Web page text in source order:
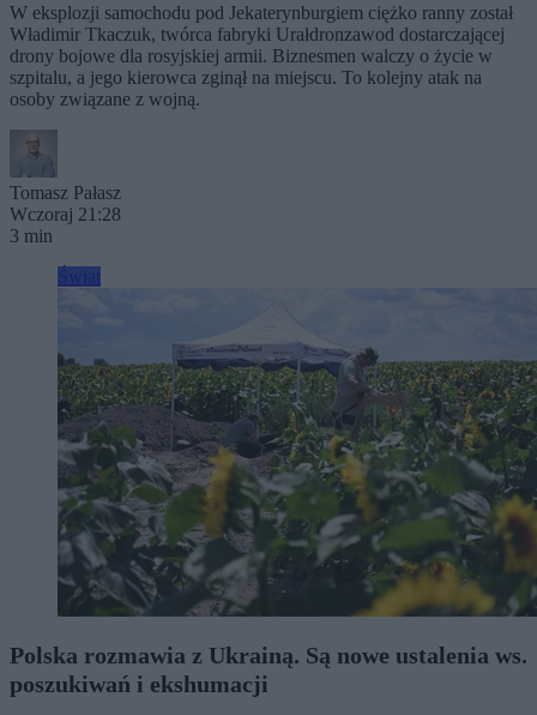
W eksplozji samochodu pod Jekaterynburgiem ciężko ranny został
Władimir Tkaczuk, twórca fabryki Urałdronzawod dostarczającej
drony bojowe dla rosyjskiej armii. Biznesmen walczy o życie w
szpitalu, a jego kierowca zginął na miejscu. To kolejny atak na
osoby związane z wojną.
Tomasz Pałasz
Wczoraj 21:28
3 min
Polska rozmawia z Ukrainą. Są nowe ustalenia ws.
poszukiwań i ekshumacji